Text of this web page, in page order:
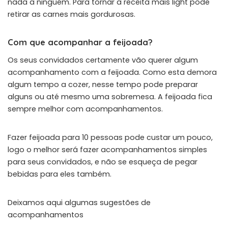
retirar as carnes mais gordurosas.
Com que acompanhar a feijoada?
Os seus convidados certamente vão querer algum
acompanhamento com a feijoada. Como esta demora
algum tempo a cozer, nesse tempo pode preparar
alguns ou até mesmo uma sobremesa. A feijoada fica
sempre melhor com acompanhamentos.
Fazer feijoada para 10 pessoas pode custar um pouco,
logo o melhor será fazer acompanhamentos simples
para seus convidados, e não se esqueça de pegar
bebidas para eles também.
Deixamos aqui algumas sugestões de
acompanhamentos